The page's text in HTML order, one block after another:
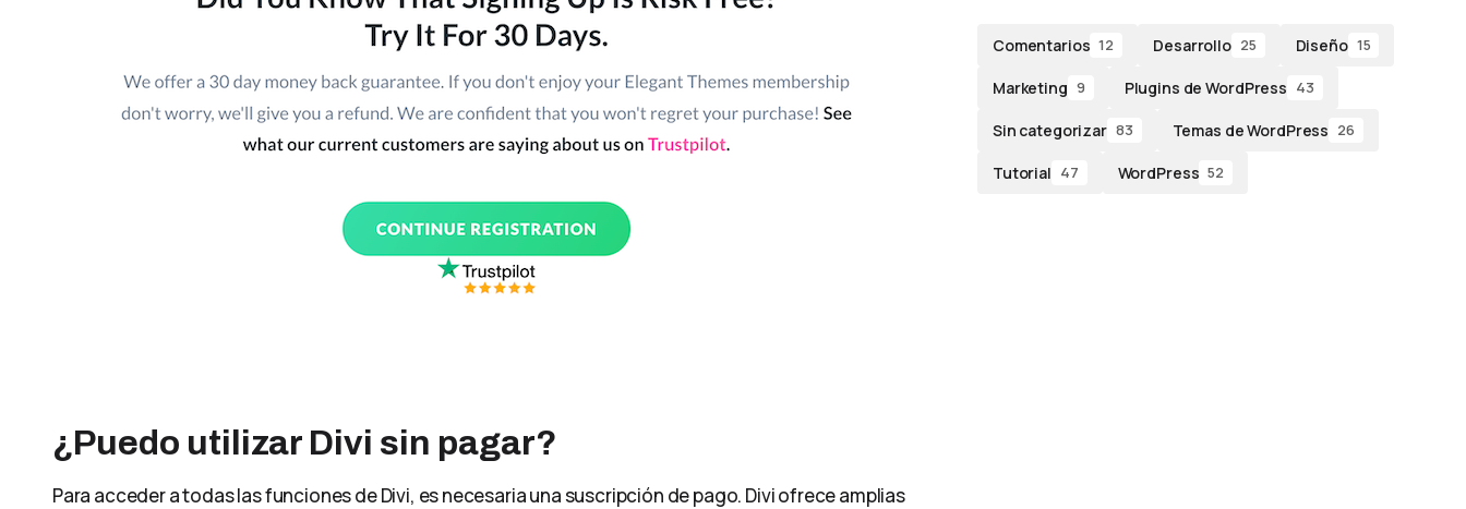
¿Puedo utilizar Divi sin pagar?
Para acceder a todas las funciones de Divi, es necesaria una suscripción de pago. Divi ofrece amplias
Comentarios 12 Desarrollo 25 Diseño 15
Marketing 9 Plugins de WordPress 43
Sin categorizar 83 Temas de WordPress 26
Tutorial 47 WordPress 52